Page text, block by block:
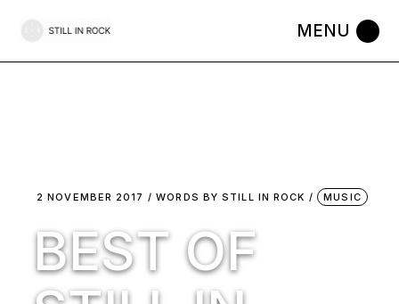
2 NOVEMBER 2017 WORDS BYSTILL IN ROCK MUSIC
BEST OF